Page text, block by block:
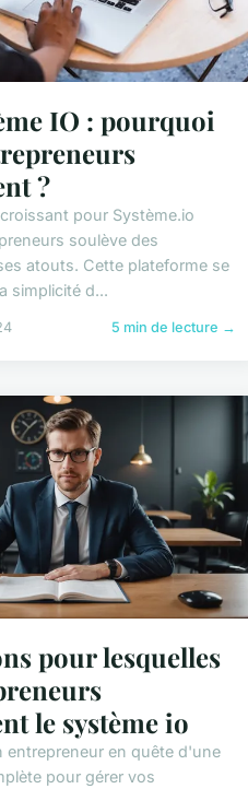
IO : pourquoi
?
pour Système.io
soulève des
atouts. Cette plateforme se
simplicité d...
5 min de lecture →
pour lesquelles
le système io
entrepreneur en quête d'une
pour gérer vos